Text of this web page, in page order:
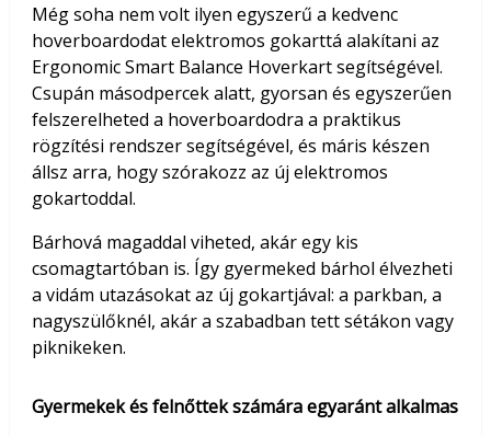
Még soha nem volt ilyen egyszerű a kedvenc
hoverboardodat elektromos gokarttá alakítani az
Ergonomic Smart Balance Hoverkart segítségével.
Csupán másodpercek alatt, gyorsan és egyszerűen
felszerelheted a hoverboardodra a praktikus
rögzítési rendszer segítségével, és máris készen
állsz arra, hogy szórakozz az új elektromos
gokartoddal.
Bárhová magaddal viheted, akár egy kis
csomagtartóban is. Így gyermeked bárhol élvezheti
a vidám utazásokat az új gokartjával: a parkban, a
nagyszülőknél, akár a szabadban tett sétákon vagy
piknikeken.
Gyermekek és felnőttek számára egyaránt alkalmas